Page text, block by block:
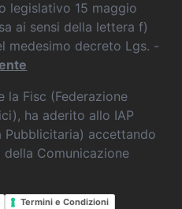
legislativo 15 maggio
ai sensi della lettera f)
medesimo decreto Lgs. -
la Fisc (Federazione
ha aderito allo IAP
Pubblicitaria) accettando
Comunicazione
Termini e Condizioni